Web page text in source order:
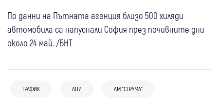
По данни на Пътната агенция близо 500 хиляди
автомобила са напуснали София през почивните дни
около 24 май. /БНТ
ТРАФИК АПИ АМ "СТРУМА"
България